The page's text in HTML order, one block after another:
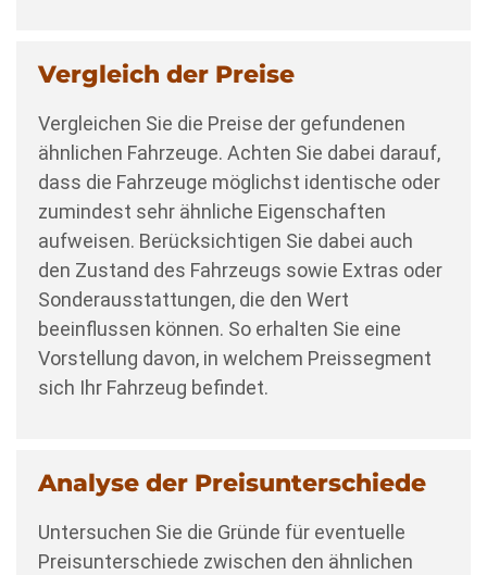
Vergleich der Preise
Vergleichen Sie die Preise der gefundenen
ähnlichen Fahrzeuge. Achten Sie dabei darauf,
dass die Fahrzeuge möglichst identische oder
zumindest sehr ähnliche Eigenschaften
aufweisen. Berücksichtigen Sie dabei auch
den Zustand des Fahrzeugs sowie Extras oder
Sonderausstattungen, die den Wert
beeinflussen können. So erhalten Sie eine
Vorstellung davon, in welchem Preissegment
sich Ihr Fahrzeug befindet.
Analyse der Preisunterschiede
Untersuchen Sie die Gründe für eventuelle
Preisunterschiede zwischen den ähnlichen